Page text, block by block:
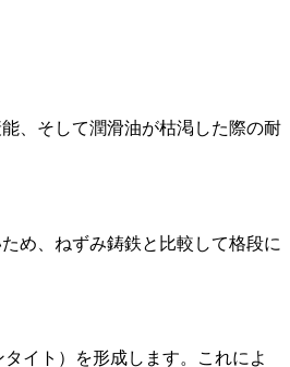
、そして潤滑油が枯渇した際の耐
め、ねずみ鋳鉄と比較して格段に
イト）を形成します。これによ